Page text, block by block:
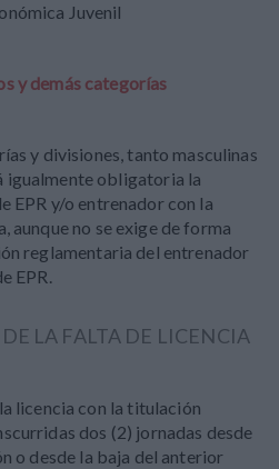
Juvenil
y demás categorías
y divisiones, tanto masculinas
igualmente obligatoria la
EPR y/o entrenador con la
aunque no se exige de forma
reglamentaria del entrenador
EPR.
LA FALTA DE LICENCIA
licencia con la titulación
dos (2) jornadas desde
o desde la baja del anterior